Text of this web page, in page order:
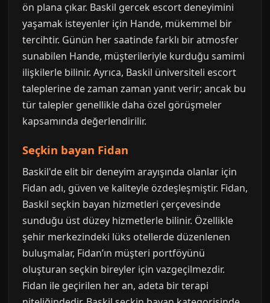
ön plana çıkar. Baskil gercek escort deneyimini
yaşamak isteyenler için Hande, mükemmel bir
tercihtir. Günün her saatinde farklı bir atmosfer
sunabilen Hande, müşterileriyle kurduğu samimi
ilişkilerle bilinir. Ayrıca, Baskil üniversiteli escort
taleplerine de zaman zaman yanıt verir; ancak bu
tür talepler genellikle daha özel görüşmeler
kapsamında değerlendirilir.
Seçkin bayan Fidan
Baskil'de elit bir deneyim arayışında olanlar için
Fidan adı, güven ve kaliteyle özdeşleşmiştir. Fidan,
Baskil seçkin bayan hizmetleri çerçevesinde
sunduğu üst düzey hizmetlerle bilinir. Özellikle
şehir merkezindeki lüks otellerde düzenlenen
buluşmalar, Fidan’ın müşteri portföyünü
oluşturan seçkin bireyler için vazgeçilmezdir.
Fidan ile geçirilen her an, adeta bir terapi